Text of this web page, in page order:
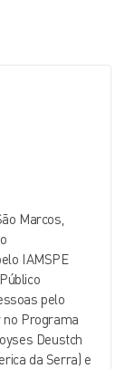
Marcos,
IAMSPE
pelo
no Programa
Deustch
da Serra) e